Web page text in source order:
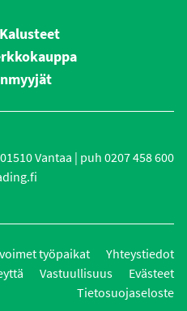
Kalusteet
Vantaa | puh 0207 458 600
työpaikat
Yhteystiedot
Vastuullisuus
Evästeet
Tietosuojaseloste